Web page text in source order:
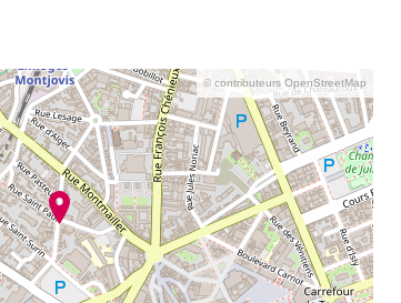
© contributeurs OpenStreetMap